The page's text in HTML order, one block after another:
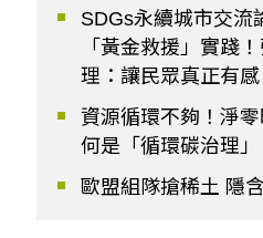
SDGs永續城市交流
「黃金救援」實踐
理：讓民眾真正有感
資源循環不夠！淨
何是「循環碳治理」
歐盟組隊搶稀土 隱